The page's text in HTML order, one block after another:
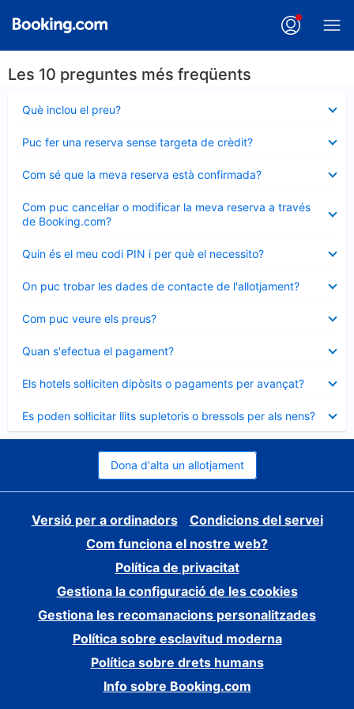
Les 10 preguntes més freqüents
Què inclou el preu?
tancat
Puc fer una reserva sense targeta de crèdit?
tancat
Com sé que la meva reserva està confirmada?
tancat
Com puc cancel·lar o modificar la meva reserva a través
de Booking.com?
tancat
Quin és el meu codi PIN i per què el necessito?
tancat
On puc trobar les dades de contacte de l'allotjament?
tancat
Com puc veure els preus?
tancat
Quan s'efectua el pagament?
tancat
Els hotels sol·liciten dipòsits o pagaments per avançat?
tancat
Es poden sol·licitar llits supletoris o bressols per als nens?
tancat
Dona d'alta un allotjament
Versió per a ordinadors
Condicions del servei
Com funciona el nostre web?
Política de privacitat
Gestiona la configuració de les cookies
Gestiona les recomanacions personalitzades
Política sobre esclavitud moderna
Política sobre drets humans
Info sobre Booking.com